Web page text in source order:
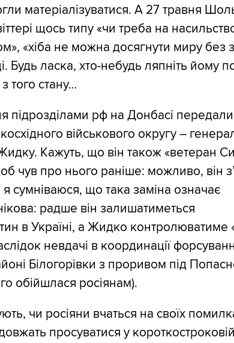
матеріалізуватися. А 27 травня
щось типу «чи треба на
«хіба не можна досягнути миру без
Будь ласка, хто-небудь ляпніть йому
того стану…
підрозділами рф на Донбасі
військового округу –
Кажуть, що він також «ветеран
чув про нього раніше: можливо, він
я сумніваюся, що така заміна означає
радше він залишатиметься
в Україні, а Жидко контролюватиме
невдачі в координації
Білогорівки з проривом під
обійшлася росіянам).
чи росіяни вчаться на своїх
просуватися у короткостроковій